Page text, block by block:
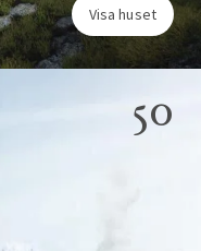
Visa huset
50